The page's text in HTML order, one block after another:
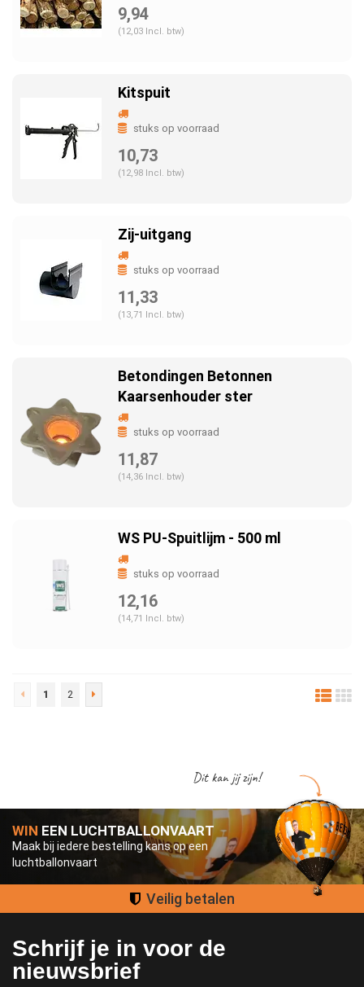
9,94
(12,03 Incl. btw)
Kitspuit
stuks op voorraad
10,73
(12,98 Incl. btw)
Zij-uitgang
stuks op voorraad
11,33
(13,71 Incl. btw)
Betondingen Betonnen
Kaarsenhouder ster
stuks op voorraad
11,87
(14,36 Incl. btw)
WS PU-Spuitlijm - 500 ml
stuks op voorraad
12,16
(14,71 Incl. btw)
1 2
WIN EEN LUCHTBALLONVAART
Maak bij iedere bestelling kans op een
luchtballonvaart
Dit kan jij zijn!
Groot assortiment
Schrijf je in voor de
nieuwsbrief